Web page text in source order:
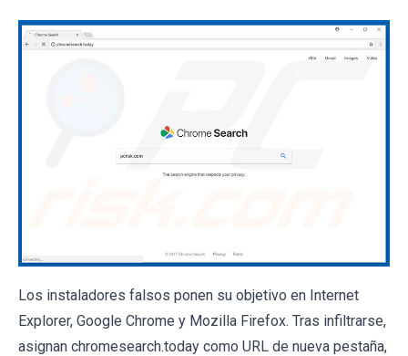
Los instaladores falsos ponen su objetivo en Internet
Explorer, Google Chrome y Mozilla Firefox. Tras infiltrarse,
asignan chromesearch.today como URL de nueva pestaña,